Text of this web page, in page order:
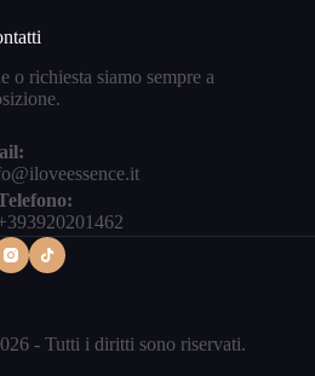
o richiesta siamo sempre a
- Tutti i diritti sono riservati.